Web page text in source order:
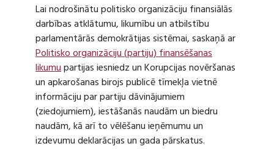
Lai nodrošinātu politisko organizāciju finansiālās
darbības atklātumu, likumību un atbilstību
parlamentārās demokrātijas sistēmai, saskaņā ar
Politisko organizāciju (partiju) finansēšanas
likumupartijas iesniedz un Korupcijas novēršanas
un apkarošanas birojs publicē tīmekļa vietnē
informāciju par partiju dāvinājumiem
(ziedojumiem), iestāšanās naudām un biedru
naudām, kā arī to vēlēšanu ieņēmumu un
izdevumu deklarācijas un gada pārskatus.